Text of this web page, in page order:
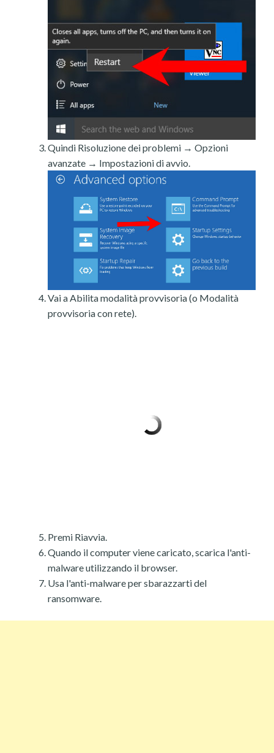
Quindi Risoluzione dei problemi → Opzioni
avanzate → Impostazioni di avvio.
Vai a Abilita modalità provvisoria (o Modalità
provvisoria con rete).
Premi Riavvia.
Quando il computer viene caricato, scarica l'anti-
malware utilizzando il browser.
Usa l'anti-malware per sbarazzarti del
ransomware.